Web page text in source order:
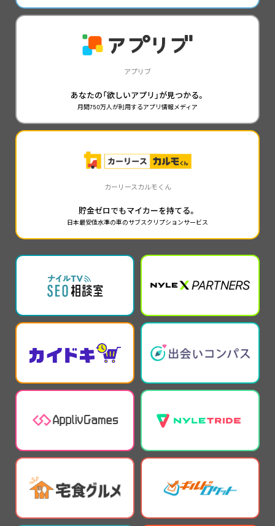
アプリブ
あなたの「欲しいアプリ」が見つかる。
月間750万人が利用するアプリ情報メディア
カーリースカルモくん
貯金ゼロでもマイカーを持てる。
日本最安値水準の車のサブスクリプションサービス